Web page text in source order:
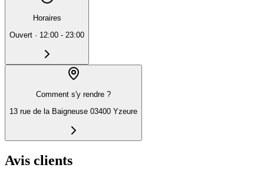
Horaires
Ouvert · 12:00 - 23:00
Comment s'y rendre ?
13 rue de la Baigneuse 03400 Yzeure
Avis clients